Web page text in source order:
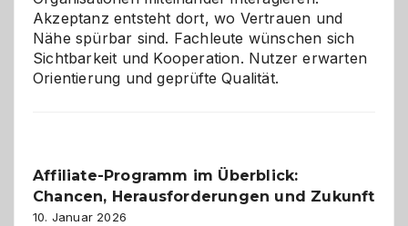
Akzeptanz entsteht dort, wo Vertrauen und
Nähe spürbar sind. Fachleute wünschen sich
Sichtbarkeit und Kooperation. Nutzer erwarten
Orientierung und geprüfte Qualität.
Affiliate-Programm im Überblick:
Chancen, Herausforderungen und Zukunft
10. Januar 2026